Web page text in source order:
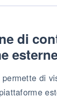
di
di